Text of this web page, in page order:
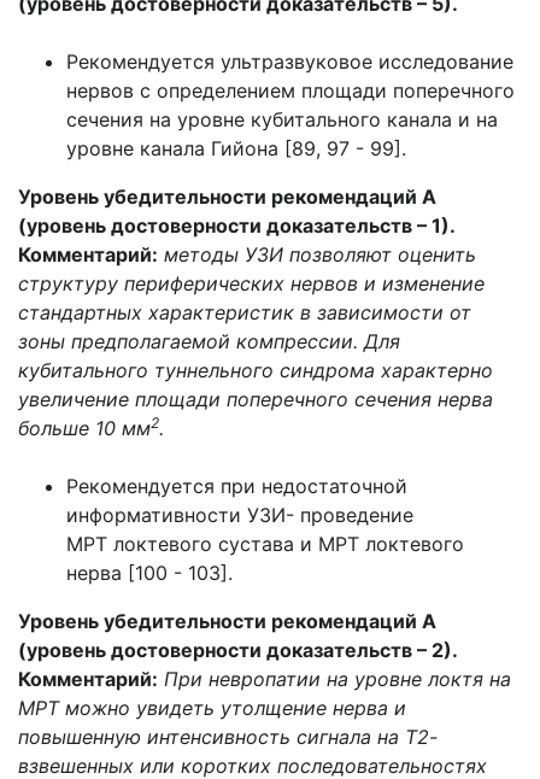
Рекомендуется ультразвуковое исследование
нервов с определением площади поперечного
сечения на уровне кубитального канала и на
уровне канала Гийона [89, 97 - 99].
Уровень убедительности рекомендаций А
(уровень достоверности доказательств – 1).
Комментарий: методы УЗИ позволяют оценить
структуру периферических нервов и изменение
стандартных характеристик в зависимости от
зоны предполагаемой компрессии. Для
кубитального туннельного синдрома характерно
увеличение площади поперечного сечения нерва
больше 10 мм2.
Рекомендуется при недостаточной
информативности УЗИ- проведение
МРТ локтевого сустава и МРТ локтевого
нерва [100 - 103].
Уровень убедительности рекомендаций А
(уровень достоверности доказательств – 2).
Комментарий: При невропатии на уровне локтя на
МРТ можно увидеть утолщение нерва и
повышенную интенсивность сигнала на Т2-
взвешенных или коротких последовательностях